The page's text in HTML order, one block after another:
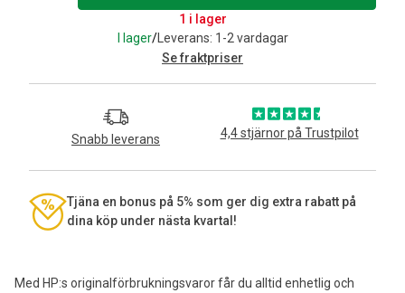
Med HP:s originalförbrukningsvaror får du alltid enhetlig och
1 i lager
I lager/Leverans: 1-2 vardagar
Se fraktpriser
Snabb leverans 4,4 stjärnor på Trustpilot
Tjäna en bonus på 5% som ger dig extra rabatt på
dina köp under nästa kvartal!